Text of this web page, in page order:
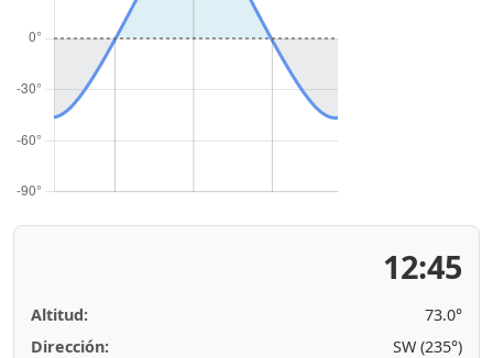
12:45
Altitud:
73.0°
Dirección:
SW (235°)